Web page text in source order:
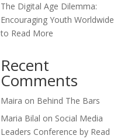
The Digital Age Dilemma:
Encouraging Youth Worldwide
to Read More
Recent
Comments
Maira on Behind The Bars
Maria Bilal on Social Media
Leaders Conference by Read